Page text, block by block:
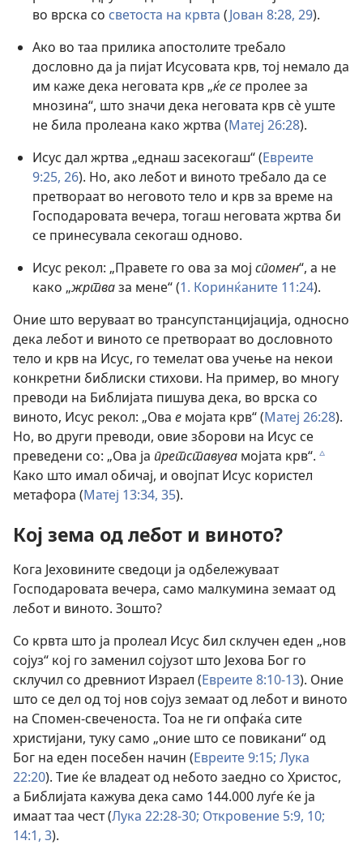
во врска со светоста на крвта (Јован 8:28, 29).
Ако во таа прилика апостолите требало
дословно да ја пијат Исусовата крв, тој немало да
им каже дека неговата крв „ќе се пролее за
мнозина“, што значи дека неговата крв сѐ уште
не била пролеана како жртва (Матеј 26:28).
Исус дал жртва „еднаш засекогаш“ (Евреите
9:25, 26). Но, ако лебот и виното требало да се
претвораат во неговото тело и крв за време на
Господаровата вечера, тогаш неговата жртва би
се принесувала секогаш одново.
Исус рекол: „Правете го ова за мој спомен“, а не
како „жртваза мене“ (1. Коринќаните 11:24).
Оние што веруваат во трансупстанцијација, односно
дека лебот и виното се претвораат во дословното
тело и крв на Исус, го темелат ова учење на некои
конкретни библиски стихови. На пример, во многу
преводи на Библијата пишува дека, во врска со
виното, Исус рекол: „Ова е мојата крв“ (Матеј 26:28).
Но, во други преводи, овие зборови на Исус се
преведени со: „Ова ја претставува мојата крв“. c
Како што имал обичај, и овојпат Исус користел
метафора (Матеј 13:34, 35).
Кој зема од лебот и виното?
Кога Јеховините сведоци ја одбележуваат
Господаровата вечера, само малкумина земаат од
лебот и виното. Зошто?
Со крвта што ја пролеал Исус бил склучен еден „нов
сојуз“ кој го заменил сојузот што Јехова Бог го
склучил со древниот Израел (Евреите 8:10-13). Оние
што се дел од тој нов сојуз земаат од лебот и виното
на Спомен-свеченоста. Тоа не ги опфаќа сите
христијани, туку само „оние што се повикани“ од
Бог на еден посебен начин (Евреите 9:15; Лука
22:20). Тие ќе владеат од небото заедно со Христос,
а Библијата кажува дека само 144.000 луѓе ќе ја
имаат таа чест (Лука 22:28-30; Откровение 5:9, 10;
14:1, 3).